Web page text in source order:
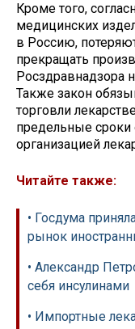
Кроме того,
медицинских
в Россию,
прекращать
Росздравнадзора
Также закон
торговли
предельные сроки
организацией
Читайте также:
• Госдума
рынок
• Александр
себя инсулинами
• Импортные